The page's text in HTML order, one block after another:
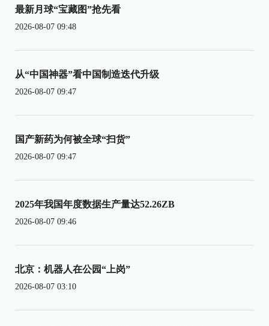
最新月球“宝藏图”抢先看
2026-08-07 09:48
从“中国神器”看中国制造迭代升级
2026-08-07 09:47
国产新药为何被全球“扫货”
2026-08-07 09:47
2025年我国年度数据生产量达52.26ZB
2026-08-07 09:46
北京：机器人在公园“上岗”
2026-08-07 03:10